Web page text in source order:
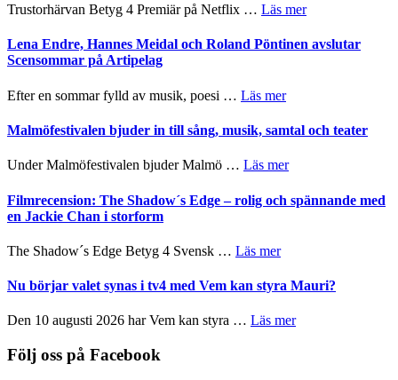
kompott
–
I
Delvis
vidsträckta
Trustorhärvan Betyg 4 Premiär på Netflix … Läs merom
Trustorhärvan
mycket
Lena Endre, Hannes Meidal och Roland Pöntinen avslutar
Scensommar på Artipelag
Efter en sommar fylld av musik, poesi … Läs merom
Endre,
och
Pöntinen
Malmöfestivalen bjuder in till sång, musik, samtal och teater
Under Malmöfestivalen bjuder Malmö … Läs merom
bjuder
in
och
Filmrecension: The Shadow´s Edge – rolig och spännande med
en Jackie Chan i storform
The Shadow´s Edge Betyg 4 Svensk … Läs merom
The
Edge
Nu börjar valet synas i tv4 med Vem kan styra Mauri?
Den 10 augusti 2026 har Vem kan styra … Läs merom
Följ oss på Facebook